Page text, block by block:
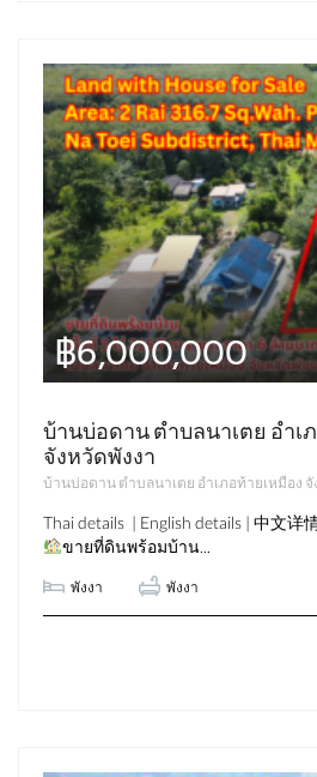
฿6,000,000
บ้านบ่อดาน ตำบลนาเตย อำเ
จังหวัดพังงา
บ้านบ่อดาน ตำบลนาเตย อำเภอท้ายเหมือง จั
Thai details | English details | 中文详
ขายที่ดินพร้อมบ้าน...
พังงา พังงา